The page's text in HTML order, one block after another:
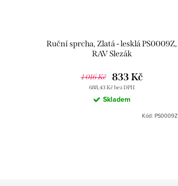
Ruční sprcha, Zlatá - lesklá PS0009Z,
RAV Slezák
1 016 Kč
688,43 Kč bez DPH
833 Kč
Skladem
Kód: PS0009Z